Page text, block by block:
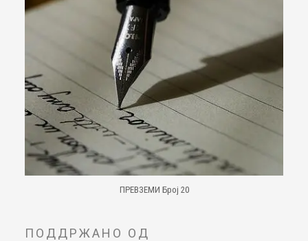
ПРЕВЗЕМИ Број 20
ПОДДРЖАНО ОД